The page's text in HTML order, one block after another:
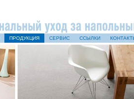
ПРОДУКЦИЯ СЕРВИС ССЫЛКИ